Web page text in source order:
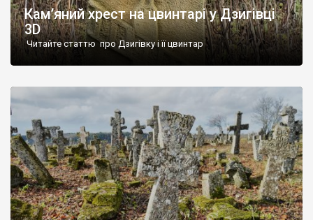
Кам’яний хрест на цвинтарі у Дзигівці
3D
Читайте статтю про Дзигівку і її цвинтар